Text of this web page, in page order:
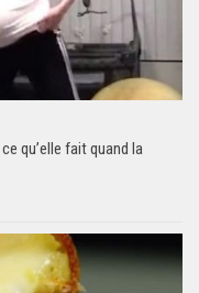
qu’elle fait quand la